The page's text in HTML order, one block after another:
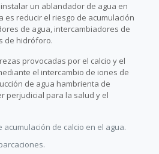
un ablandador de agua en
es reducir el riesgo de acumulación
de agua, intercambiadores de
de hidróforo.
provocadas por el calcio y el
el intercambio de iones de
de agua hambrienta de
perjudicial para la salud y el
acumulación de calcio en el agua.